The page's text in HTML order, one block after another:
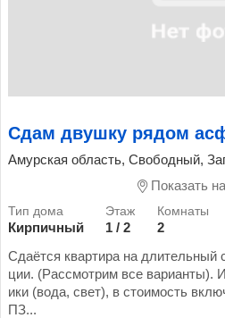
Сдам двушку рядом
Амурская область, Свободный,
Показать
Кирпичный 1 / 2 2
Сдаётся квартира на длительный
ции. (Рассмотрим все варианты).
ики (вода, свет), в стоимость
ПЗ...